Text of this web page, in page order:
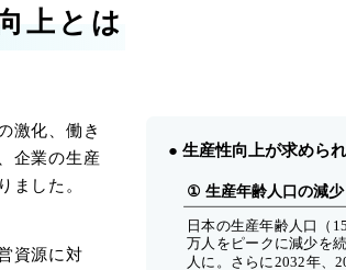
上とは
激化、働き
企業の生産
ました。
資源に対